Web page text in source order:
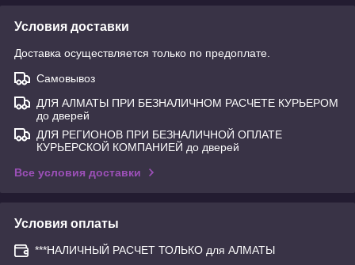
Условия доставки
Доставка осуществляется только по предоплате.
Самовывоз
ДЛЯ АЛМАТЫ ПРИ БЕЗНАЛИЧНОМ РАСЧЕТЕ КУРЬЕРОМ
до дверей
ДЛЯ РЕГИОНОВ ПРИ БЕЗНАЛИЧНОЙ ОПЛАТЕ
КУРЬЕРСКОЙ КОМПАНИЕЙ до дверей
Все условия доставки
Условия оплаты
***НАЛИЧНЫЙ РАСЧЕТ ТОЛЬКО для АЛМАТЫ